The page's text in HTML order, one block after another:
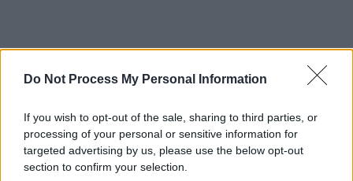
Do Not Process My Personal Information
If you wish to opt-out of the sale, sharing to third parties, or
processing of your personal or sensitive information for
targeted advertising by us, please use the below opt-out
section to confirm your selection.